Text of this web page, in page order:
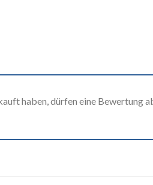
haben, dürfen eine Bewertung